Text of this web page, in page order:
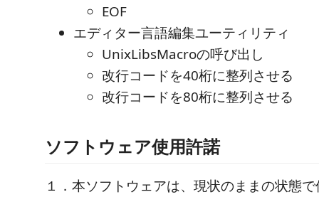
EOF
エディター言語編集ユーティリティ
UnixLibsMacroの呼び出し
改行コードを40桁に整列させる
改行コードを80桁に整列させる
ソフトウェア使用許諾
１．本ソフトウェアは、現状のままの状態